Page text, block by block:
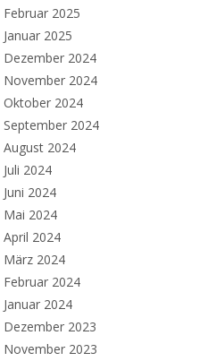
Februar 2025
Januar 2025
Dezember 2024
November 2024
Oktober 2024
September 2024
August 2024
Juli 2024
Juni 2024
Mai 2024
April 2024
März 2024
Februar 2024
Januar 2024
Dezember 2023
November 2023